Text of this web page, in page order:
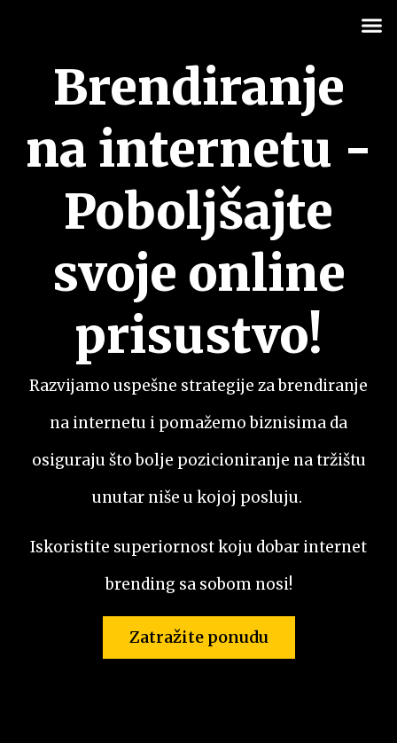
Brendiranje
na internetu -
Poboljšajte
svoje online
prisustvo!
Razvijamo uspešne strategije za brendiranje
na internetu i pomažemo biznisima da
osiguraju što bolje pozicioniranje na tržištu
unutar niše u kojoj posluju.
Iskoristite superiornost koju dobar internet
brending sa sobom nosi!
Zatražite ponudu